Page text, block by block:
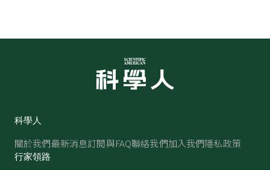
科學人
關於我們最新消息訂閱與FAQ聯絡我們加入我們隱私政策
行家領路